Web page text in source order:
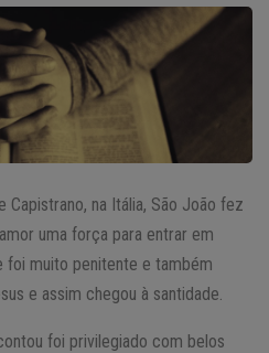
Capistrano, na Itália, São João fez
uma força para entrar em
foi muito penitente e também
e assim chegou à santidade.
foi privilegiado com belos